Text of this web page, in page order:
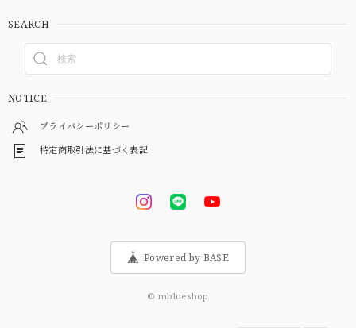
SEARCH
NOTICE
プライバシーポリシー
特定商取引法に基づく表記
Powered by BASE
© mblueshop